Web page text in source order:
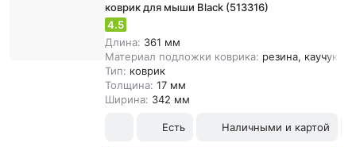
коврик для мыши Black (513316)
4.5
Длина: 361 мм
Материал подложки коврика: резина, каучук,
Тип: коврик
Толщина: 17 мм
Ширина: 342 мм
Есть Наличными и картой